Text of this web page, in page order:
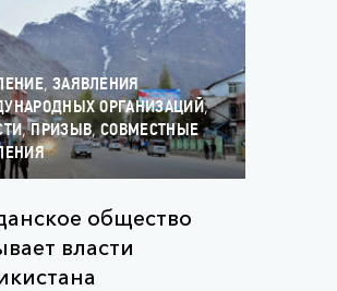
, ЗАЯВЛЕНИЯ
ОРГАНИЗАЦИЙ,
,ПРИЗЫВ,СОВМЕСТНЫЕ
общество
власти